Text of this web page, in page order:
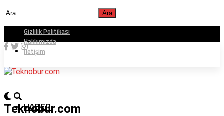
Gizlilik Politikası
Hakkımızda
İletişim
Teknobur.com
HABER